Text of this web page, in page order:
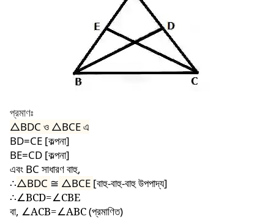
প্রমাণঃ
△BDC ও △BCEএ
BD=CE [কল্পনা]
BE=CD [কল্পনা]
এবং BC সাধারণ বাহু,
∴△BDC ≅ △BCE [বাহু-বাহু-বাহু উপপাদ্য]
∴∠BCD=∠CBE
বা, ∠ACB=∠ABC(প্রমাণিত)